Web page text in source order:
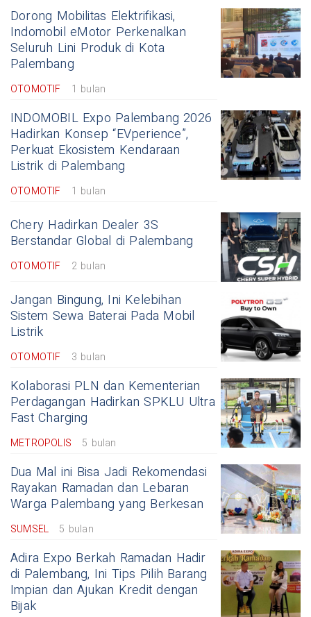
Dorong Mobilitas Elektrifikasi,
Indomobil eMotor Perkenalkan
Seluruh Lini Produk di Kota
Palembang
OTOMOTIF 1 bulan
INDOMOBIL Expo Palembang 2026
Hadirkan Konsep “EVperience”,
Perkuat Ekosistem Kendaraan
Listrik di Palembang
OTOMOTIF 1 bulan
Chery Hadirkan Dealer 3S
Berstandar Global di Palembang
OTOMOTIF 2 bulan
Jangan Bingung, Ini Kelebihan
Sistem Sewa Baterai Pada Mobil
Listrik
OTOMOTIF 3 bulan
Kolaborasi PLN dan Kementerian
Perdagangan Hadirkan SPKLU Ultra
Fast Charging
METROPOLIS 5 bulan
Dua Mal ini Bisa Jadi Rekomendasi
Rayakan Ramadan dan Lebaran
Warga Palembang yang Berkesan
SUMSEL 5 bulan
Adira Expo Berkah Ramadan Hadir
di Palembang, Ini Tips Pilih Barang
Impian dan Ajukan Kredit dengan
Bijak